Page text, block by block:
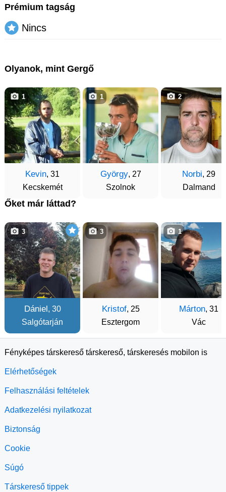
Prémium tagság
Nincs
Olyanok, mint Gergő
Kevin, 31
Kecskemét
1
György, 27
Szolnok
1
Norbi, 29
Dalmand
2
Őket már láttad?
Dániel , 30
Salgótarján
3
Kristof, 25
Esztergom
3
Márton, 31
Vác
1
Fényképes társkereső társkereső, társkeresés mobilon is
Elérhetőségek
Felhasználási feltételek
Adatkezelési nyilatkozat
Biztonság
Cookie
Súgó
Társkereső tippek